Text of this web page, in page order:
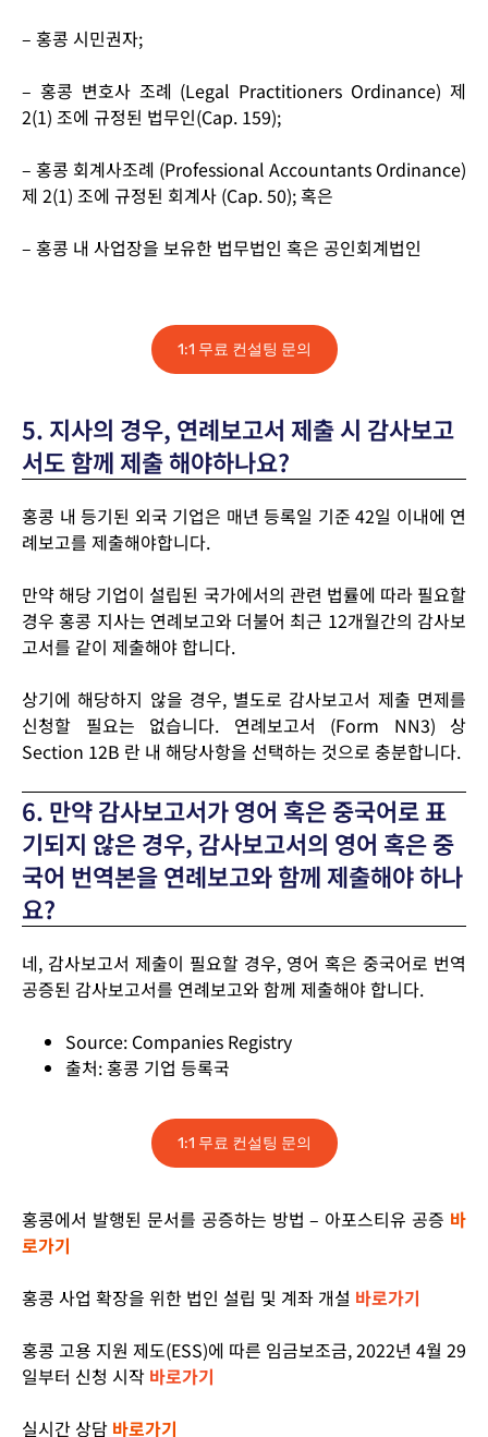
​– 홍콩 시민권자;
– 홍콩 변호사 조례 (Legal Practitioners Ordinance) 제
2(1) 조에 규정된 법무인(Cap. 159);
– 홍콩 회계사조례 (Professional Accountants Ordinance)
제 2(1) 조에 규정된 회계사 (Cap. 50); 혹은
– 홍콩 내 사업장을 보유한 법무법인 혹은 공인회계법인
1:1 무료 컨설팅 문의
5. 지사의 경우, 연례보고서 제출 시 감사보고
서도 함께 제출 해야하나요?
홍콩 내 등기된 외국 기업은 매년 등록일 기준 42일 이내에 연
례보고를 제출해야합니다.
만약 해당 기업이 설립된 국가에서의 관련 법률에 따라 필요할
경우 홍콩 지사는 연례보고와 더불어 최근 12개월간의 감사보
고서를 같이 제출해야 합니다.
상기에 해당하지 않을 경우, 별도로 감사보고서 제출 면제를
신청할 필요는 없습니다. 연례보고서 (Form NN3) 상
Section 12B 란 내 해당사항을 선택하는 것으로 충분합니다.
6. 만약 감사보고서가 영어 혹은 중국어로 표
기되지 않은 경우, 감사보고서의 영어 혹은 중
국어 번역본을 연례보고와 함께 제출해야 하나
요?
네, 감사보고서 제출이 필요할 경우, 영어 혹은 중국어로 번역
공증된 감사보고서를 연례보고와 함께 제출해야 합니다.
Source: Companies Registry
출처: 홍콩 기업 등록국
1:1 무료 컨설팅 문의
홍콩에서 발행된 문서를 공증하는 방법 – 아포스티유 공증 바
로가기
홍콩 사업 확장을 위한 법인 설립 및 계좌 개설 바로가기
홍콩 고용 지원 제도(ESS)에 따른 임금보조금, 2022년 4월 29
일부터 신청 시작 바로가기
실시간 상담 바로가기